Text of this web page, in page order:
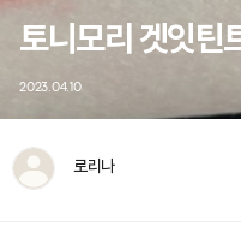
토니모리 겟잇틴
2023.04.10
로리나